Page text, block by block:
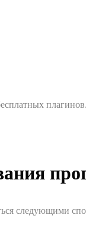
плагинов.
следующими